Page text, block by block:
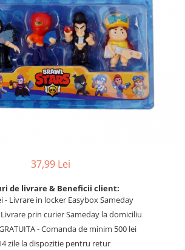
37,99 Lei
de livrare & Beneficii client:
- Livrare in locker Easybox Sameday
Livrare prin curier Sameday la domiciliu
- Comanda de minim 500 lei
zile la dispozitie pentru retur